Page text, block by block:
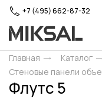
+7 (495) 662-87-32
Главная Каталог
Стеновые панели
Флутс 5